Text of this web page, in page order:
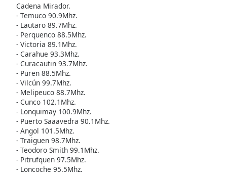
cancel
close
window.
Color
Opacity
Background
Color
Cadena Mirador.
- Temuco 90.9Mhz.
- Lautaro 89.7Mhz.
- Perquenco 88.5Mhz.
- Victoria 89.1Mhz.
- Carahue 93.3Mhz.
- Curacautin 93.7Mhz.
- Puren 88.5Mhz.
- Vilcún 99.7Mhz.
- Melipeuco 88.7Mhz.
- Cunco 102.1Mhz.
- Lonquimay 100.9Mhz.
- Puerto Saaavedra 90.1Mhz.
- Angol 101.5Mhz.
- Traiguen 98.7Mhz.
- Teodoro Smith 99.1Mhz.
- Pitrufquen 97.5Mhz.
- Loncoche 95.5Mhz.